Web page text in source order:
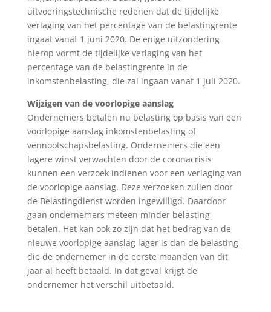
uitvoeringstechnische redenen dat de tijdelijke
verlaging van het percentage van de belastingrente
ingaat vanaf 1 juni 2020. De enige uitzondering
hierop vormt de tijdelijke verlaging van het
percentage van de belastingrente in de
inkomstenbelasting, die zal ingaan vanaf 1 juli 2020.
Wijzigen van de voorlopige aanslag
Ondernemers betalen nu belasting op basis van een
voorlopige aanslag inkomstenbelasting of
vennootschapsbelasting. Ondernemers die een
lagere winst verwachten door de coronacrisis
kunnen een verzoek indienen voor een verlaging van
de voorlopige aanslag. Deze verzoeken zullen door
de Belastingdienst worden ingewilligd. Daardoor
gaan ondernemers meteen minder belasting
betalen. Het kan ook zo zijn dat het bedrag van de
nieuwe voorlopige aanslag lager is dan de belasting
die de ondernemer in de eerste maanden van dit
jaar al heeft betaald. In dat geval krijgt de
ondernemer het verschil uitbetaald.